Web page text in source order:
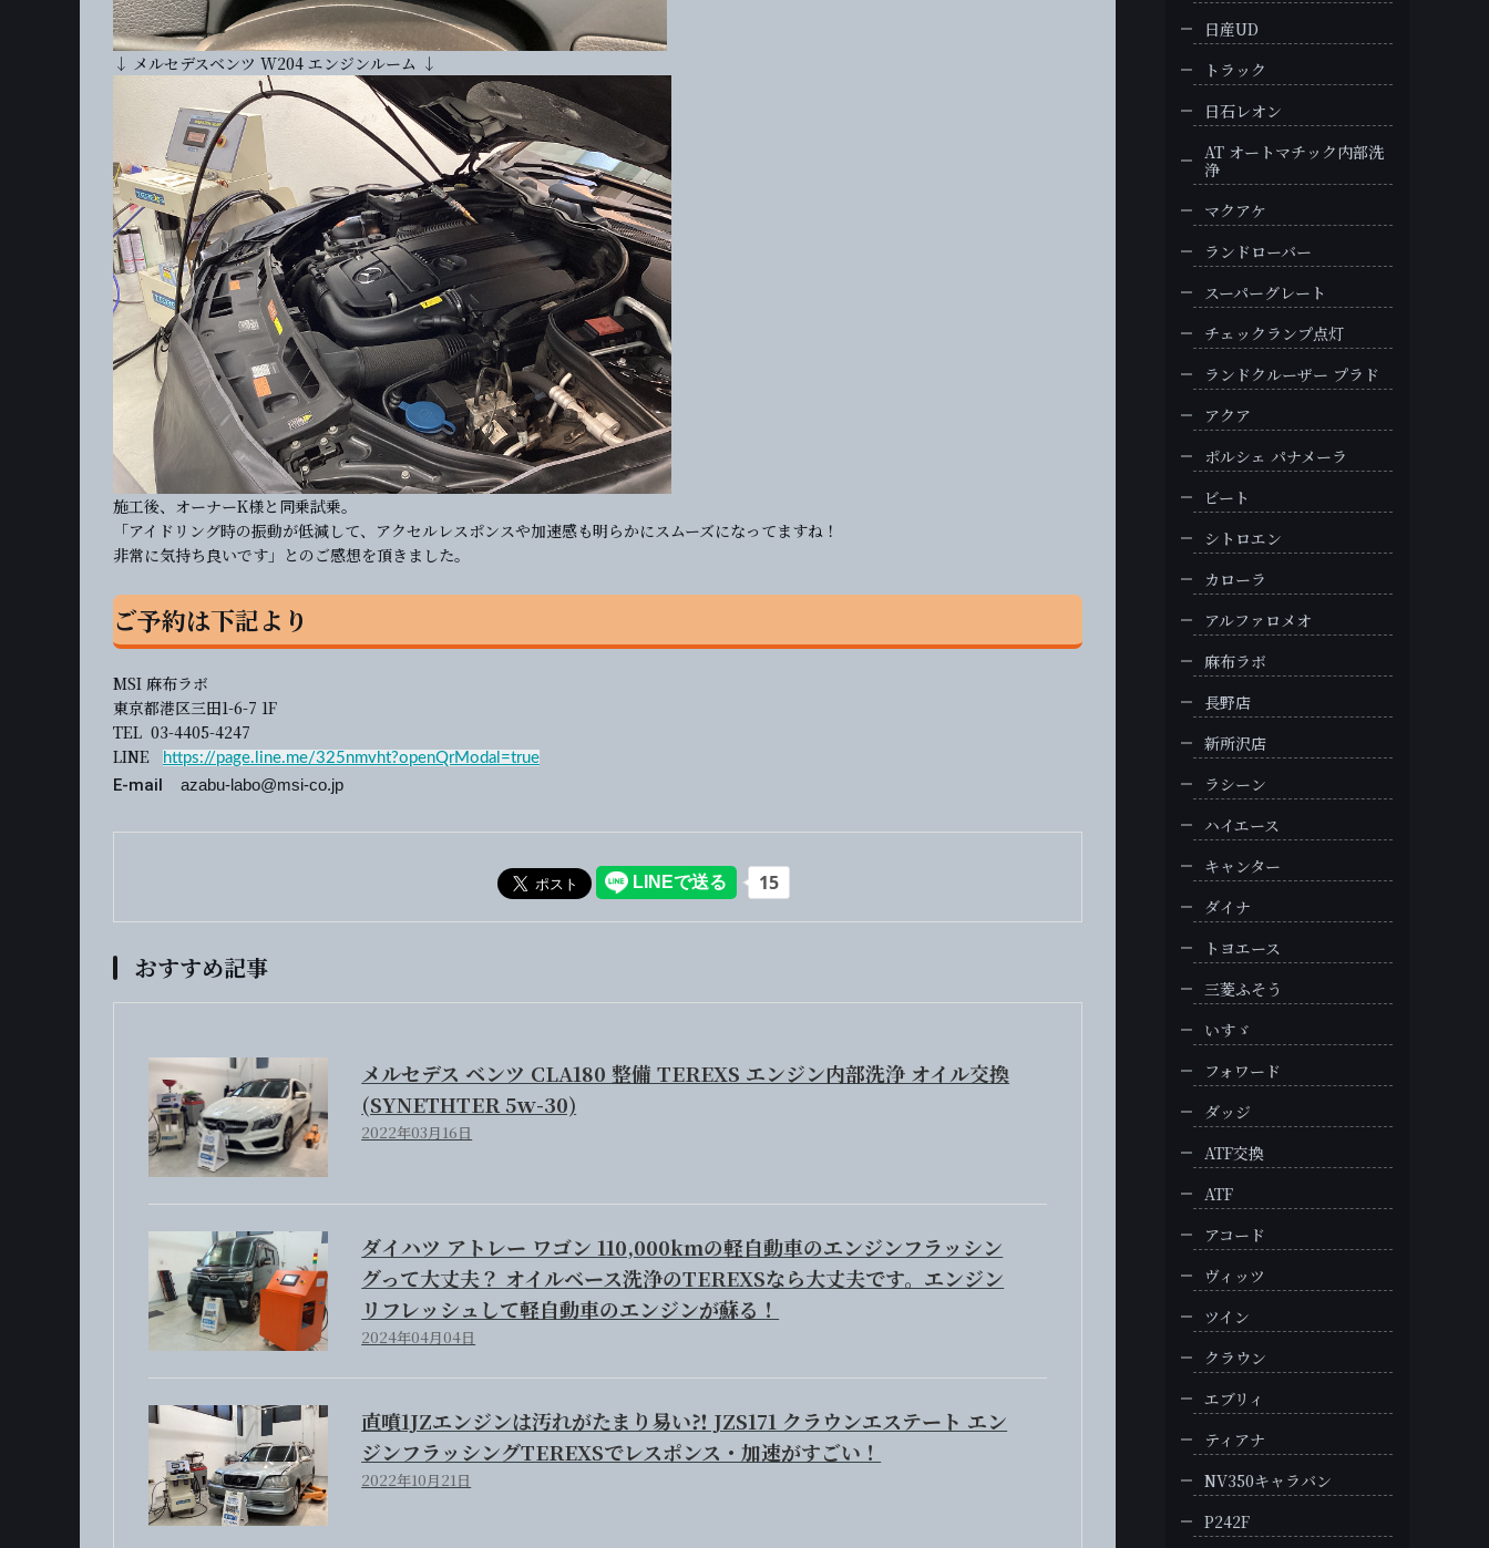
↓ メルセデスベンツ W204 エンジンルーム ↓
施工後、オーナーK様と同乗試乗。
「アイドリング時の振動が低減して、アクセルレスポンスや加速感も明らかにスムーズになってますね！
非常に気持ち良いです」とのご感想を頂きました。
ご予約は下記より
MSI 麻布ラボ
東京都港区三田1-6-7 1F
TEL 03-4405-4247
LINE
https://page.line.me/325nmvht?openQrModal=true
E-mail azabu-labo@msi-co.jp
おすすめ記事
メルセデス ベンツ CLA180 整備 TEREXS エンジン内部洗浄 オイル交換
(SYNETHTER 5ｗ-30)
2022年03月16日
ダイハツ アトレー ワゴン 110,000kmの軽自動車のエンジンフラッシン
グって大丈夫？ オイルベース洗浄のTEREXSなら大丈夫です。エンジン
リフレッシュして軽自動車のエンジンが蘇る！
2024年04月04日
直噴1JZエンジンは汚れがたまり易い⁈ JZS171 クラウンエステート エン
ジンフラッシングTEREXSでレスポンス・加速がすごい！
2022年10月21日
日産UD
トラック
日石レオン
AT オートマチック内部洗
浄
マクアケ
ランドローバー
スーパーグレート
チェックランプ点灯
ランドクルーザー プラド
アクア
ポルシェ パナメーラ
ビート
シトロエン
カローラ
アルファロメオ
麻布ラボ
長野店
新所沢店
ラシーン
ハイエース
キャンター
ダイナ
トヨエース
三菱ふそう
いすゞ
フォワード
ダッジ
ATF交換
ATF
アコード
ヴィッツ
ツイン
クラウン
エブリィ
ティアナ
NV350キャラバン
P242F